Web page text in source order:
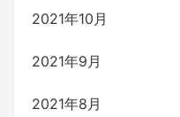
2021年10月
2021年9月
2021年8月